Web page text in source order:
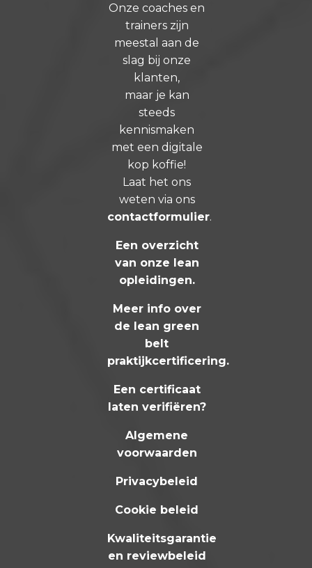
Onze coaches en
trainers zijn
meestal aan de
slag bij onze
klanten,
maar je kan
steeds
kennismaken
met een digitale
kop koffie!
Laat het ons
weten via ons
contactformulier.
Een overzicht
van onze lean
opleidingen.
Meer info over
de lean green
belt
praktijkcertificering.
Een certificaat
laten verifiëren?
Algemene
voorwaarden
Privacybeleid
Cookie beleid
Kwaliteitsgarantie
en reviewbeleid